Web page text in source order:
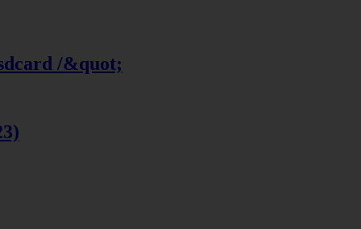
/&quot;